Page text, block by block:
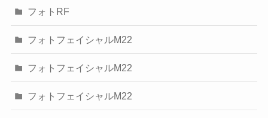
フォトRF
フォトフェイシャルM22
フォトフェイシャルM22
フォトフェイシャルM22